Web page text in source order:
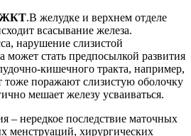
ЖКТ.В желудке и верхнем отделе
всасывание железа.
нарушение слизистой
может стать предпосылкой развития
кишечного тракта, например,
тоже поражают слизистую оболочку
мешает железу усваиваться.
– нередкое последствие маточных
менструаций, хирургических